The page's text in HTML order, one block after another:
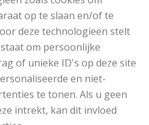
op te slaan en/of te
deze technologieën stelt
om persoonlijke
of unieke ID's op deze site
en niet-
te tonen. Als u geen
intrekt, kan dit invloed
nu*
op OuderwetsGaren.nl waar
gewoon vertrouwd via
website.
Patroon